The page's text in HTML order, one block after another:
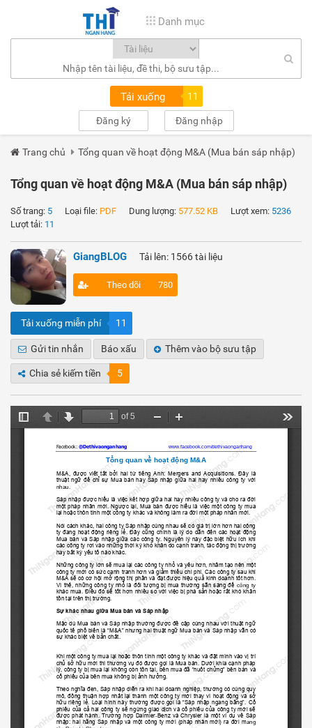
Danh mục
Tải xuống 11
Đăng ký Đăng nhập
Trang chủ Tổng quan về hoạt động M&A (Mua bán sáp nhập)
Tổng quan về hoạt động M&A (Mua bán sáp nhập)
Số trang: 5 Loại file: PDF Dung lượng: 577.52 KB Lượt xem: 5236
Lượt tải: 11
GiangBLOG Tải lên: 1566 tài liệu
Theo dõi 780
Tải xuống miễn phí 11
Gửi tin nhắn Báo xấu Thêm vào bộ sưu tập
Chia sẻ kiếm tiền 5